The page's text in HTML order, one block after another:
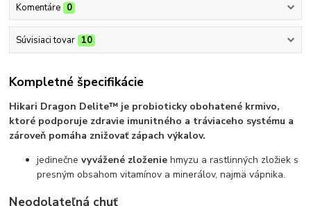
Komentáre 0
Súvisiaci tovar 10
Kompletné špecifikácie
Hikari Dragon Delite™ je probioticky obohatené krmivo,
ktoré podporuje zdravie imunitného a tráviaceho systému a
zároveň pomáha znižovať zápach výkalov.
jedinečnevyvážené zloženie hmyzu a rastlinných zložiek s
presným obsahom vitamínov a minerálov, najmä vápnika.
Neodolateľná chuť